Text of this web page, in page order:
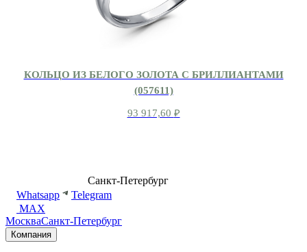
КОЛЬЦО ИЗ БЕЛОГО ЗОЛОТА С БРИЛЛИАНТАМИ
(057611)
93 917,60 ₽
Санкт-Петербург
Whatsapp
Telegram
MAX
МоскваСанкт-Петербург
Компания